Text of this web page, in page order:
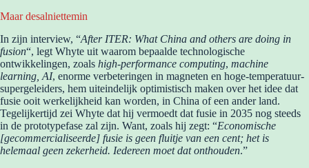
Maar desalniettemin
In zijn interview, “After ITER: What China and others are doing in
fusion“, legt Whyte uit waarom bepaalde technologische
ontwikkelingen, zoals high-performance computing, machine
learning, AI, enorme verbeteringen in magneten en hoge-temperatuur-
supergeleiders, hem uiteindelijk optimistisch maken over het idee dat
fusie ooit werkelijkheid kan worden, in China of een ander land.
Tegelijkertijd zei Whyte dat hij vermoedt dat fusie in 2035 nog steeds
in de prototypefase zal zijn. Want, zoals hij zegt: “Economische
[gecommercialiseerde] fusie is geen fluitje van een cent; het is
helemaal geen zekerheid. Iedereen moet dat onthouden.”